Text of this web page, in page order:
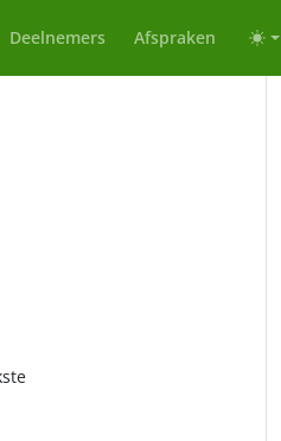
Deelnemers Afspraken